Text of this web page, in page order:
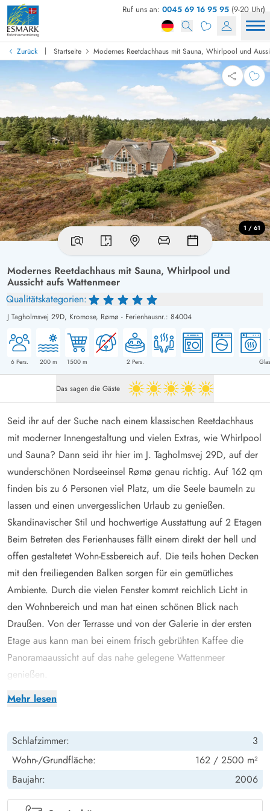
Ruf uns an: 0045 69 16 95 95 (9-20 Uhr)
Zurück | Startseite Modernes Reetdachhaus mit Sauna, Whirlpool und
Modernes Reetdachhaus mit Sauna, Whirlpool und
Aussicht aufs Wattenmeer
Qualitätskategorien:
J Tagholmsvej 29D, Kromose, Rømø - Ferienhausnr.: 84004
6Pers. 200m 1500 m 2 Pers.
1 / 61
Das sagen die Gäste 5 von 5
Mehr lesen
Seid ihr auf der Suche nach einem klassischen Reetdachhaus
mit moderner Innengestaltung und vielen Extras, wie Whirlpool
und Sauna? Dann seid ihr hier im J. Tagholmsvej 29D, auf der
wunderschönen Nordseeinsel Rømø genau richtig. Auf 162 qm
finden bis zu 6 Personen viel Platz, um die Seele baumeln zu
lassen und einen unvergesslichen Urlaub zu genießen.
Skandinavischer Stil und hochwertige Ausstattung auf 2 Etagen
Beim Betreten des Ferienhauses fällt einem direkt der hell und
offen gestaltetet Wohn-Essbereich auf. Die teils hohen Decken
mit den freiliegenden Balken sorgen für ein gemütliches
Ambiente. Durch die vielen Fenster kommt reichlich Licht in
den Wohnbereich und man hat einen schönen Blick nach
Draußen. Von der Terrasse und von der Galerie in der ersten
Etage aus kann man bei einem frisch gebrühten Kaffee die
Panoramaaussicht auf das nahe gelegene Wattenmeer
genießen.
Im darunter liegenden Wohnbereich könnt ihr gemeinsam
energiesparenden Wärmepumpe geheizt werden. In der
angrenzenden Küche könnt ihr das eine oder andere leckere
Menü zaubern. Diese ist unter anderem mit einer
Spülmaschine, einer Mikrowelle und einem Kühlschrank mit 60
Schlafzimmer:
3
Wohn-/Grundfläche:
162 / 2500 m²
Baujahr:
2006